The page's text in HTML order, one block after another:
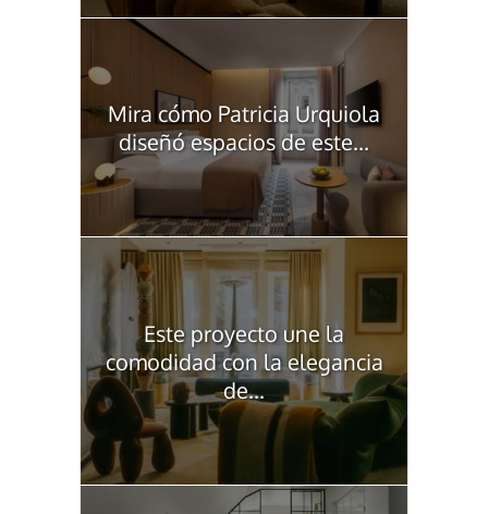
Mira cómo Patricia Urquiola
diseñó espacios de este...
Este proyecto une la
comodidad con la elegancia
de...